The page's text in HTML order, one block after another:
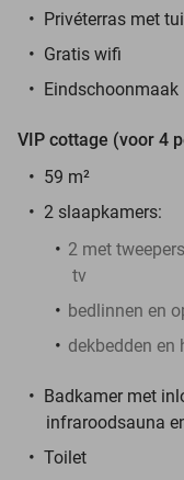
Privéterras met
Gratis wifi
Eindschoonmaak
VIP cottage (voor 4
59 m²
2 slaapkamers:
2 met
tv
bedlinnen en
dekbedden en
Badkamer met
infraroodsauna
Toilet